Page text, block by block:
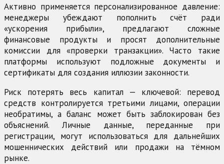
Активно применяется персонализированное давление:
менеджеры убеждают пополнить счёт ради
«ускорения прибыли», предлагают сложные
финансовые продукты и просят дополнительные
комиссии для «проверки транзакции». Часто такие
платформы используют подложные документы и
сертификаты для создания иллюзии законности.
Риск потерять весь капитал — ключевой: перевод
средств контролируется третьими лицами, операции
необратимы, а баланс может быть заблокирован без
объяснений. Личные данные, переданные при
регистрации, могут использоваться для дальнейших
мошеннических действий или продажи на тёмном
рынке.